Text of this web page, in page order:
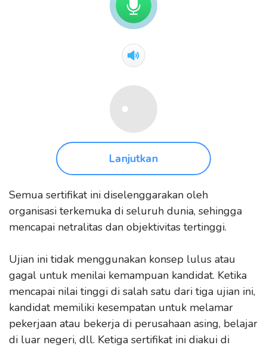
Lanjutkan
Semua sertifikat ini diselenggarakan oleh
organisasi terkemuka di seluruh dunia, sehingga
mencapai netralitas dan objektivitas tertinggi.
Ujian ini tidak menggunakan konsep lulus atau
gagal untuk menilai kemampuan kandidat. Ketika
mencapai nilai tinggi di salah satu dari tiga ujian ini,
kandidat memiliki kesempatan untuk melamar
pekerjaan atau bekerja di perusahaan asing, belajar
di luar negeri, dll. Ketiga sertifikat ini diakui di